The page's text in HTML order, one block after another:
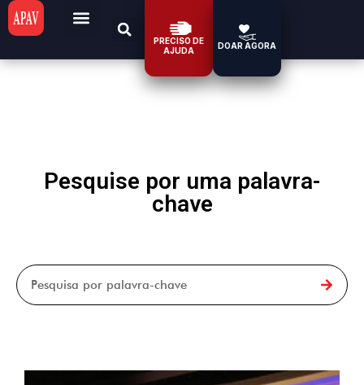
PRECISO DE
AJUDA
DOAR AGORA
Pesquise por uma palavra-
chave